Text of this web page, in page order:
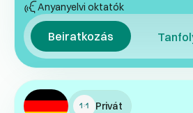
Anyanyelvi oktatók
Beiratkozás
Privát